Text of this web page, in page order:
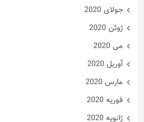
مارس 2020
فوریه 2020
ژانویه 2020
فوریه 2019